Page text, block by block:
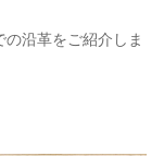
の沿革をご紹介しま